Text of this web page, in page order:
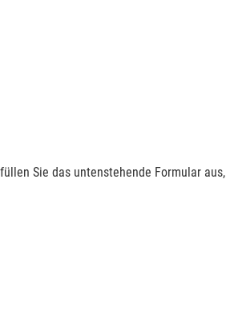
Sie das untenstehende Formular